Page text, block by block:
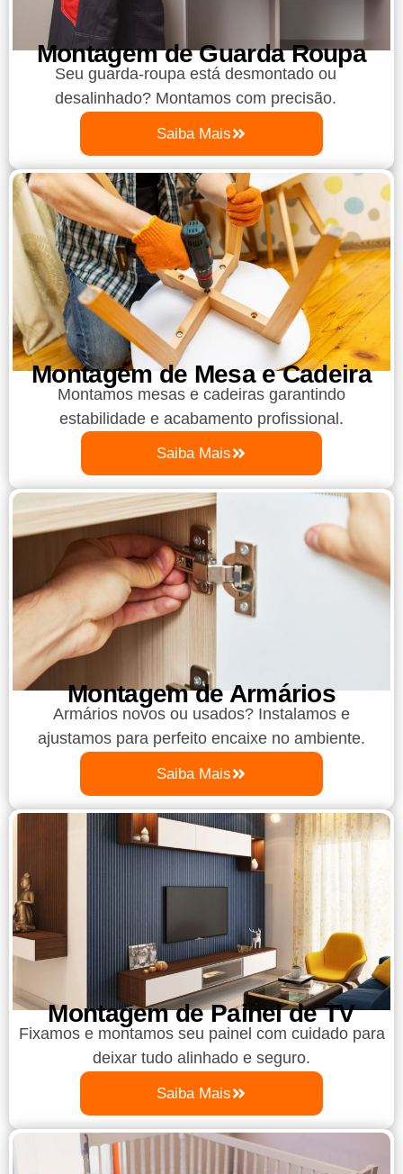
Montagem de Guarda Roupa​
Seu guarda-roupa está desmontado ou
desalinhado? Montamos com precisão.
Saiba Mais
Montagem de Mesa e Cadeira
Montamos mesas e cadeiras garantindo
estabilidade e acabamento profissional.
Saiba Mais
Montagem de Armários
Armários novos ou usados? Instalamos e
ajustamos para perfeito encaixe no ambiente.
Saiba Mais
Montagem de Painel de TV
Fixamos e montamos seu painel com cuidado para
deixar tudo alinhado e seguro.
Saiba Mais